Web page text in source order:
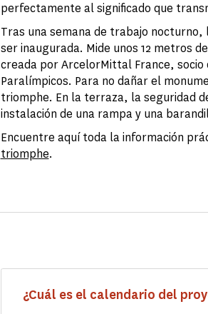
perfectamente al significado que
Tras una semana de trabajo
ser inaugurada. Mide unos 12 metros
creada por ArcelorMittal France, socio
Paralímpicos. Para no dañar el
triomphe. En la terraza, la seguridad
instalación de una rampa y una
Encuentre aquí toda la información
triomphe.
¿Cuál es el calendario del